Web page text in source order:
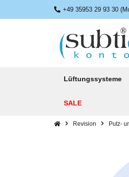
+49 35953 29 93 30
Lüftungssysteme
SALE
Revision Putz-